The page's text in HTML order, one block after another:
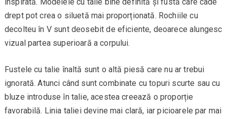
drept pot crea o siluetă mai proporționată. Rochiile cu
decolteu în V sunt deosebit de eficiente, deoarece alungesc
vizual partea superioară a corpului.
Fustele cu talie înaltă sunt o altă piesă care nu ar trebui
ignorată. Atunci când sunt combinate cu topuri scurte sau cu
bluze introduse în talie, acestea creează o proporție
favorabilă. Linia taliei devine mai clară, iar picioarele par mai